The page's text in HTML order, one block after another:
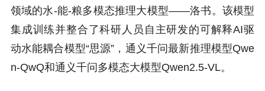
领域的水-能-粮多模态推理大模型——洛书。该模型
集成训练并整合了科研人员自主研发的可解释AI驱
动水能耦合模型“思源”，通义千问最新推理模型Qwe
n-QwQ和通义千问多模态大模型Qwen2.5-VL。